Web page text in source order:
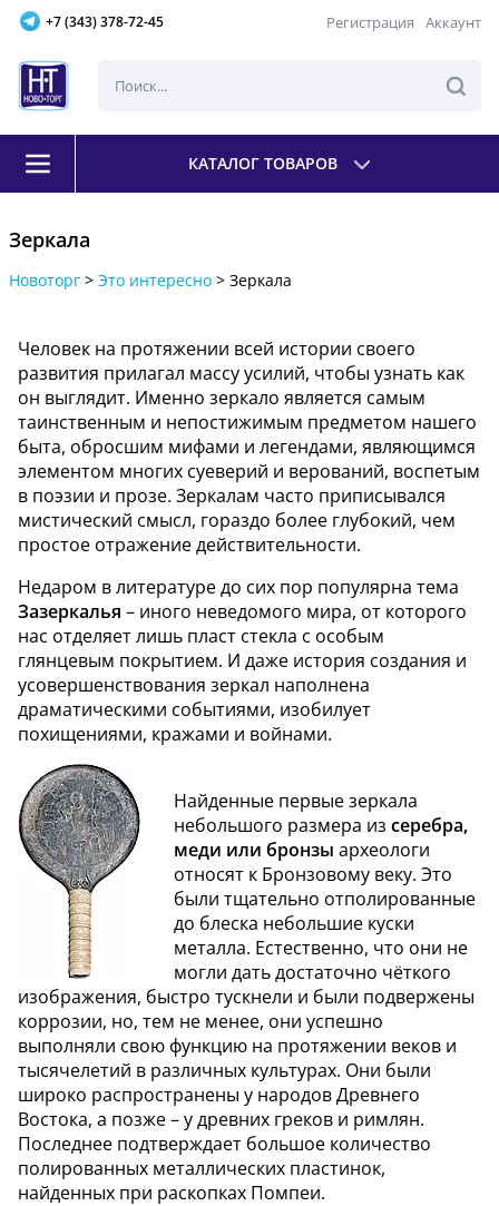
+7 (343) 378-72-45 Регистрация Аккаунт
КАТАЛОГ ТОВАРОВ
Зеркала
Новоторг > Это интересно > Зеркала
Человек на протяжении всей истории своего
развития прилагал массу усилий, чтобы узнать как
он выглядит. Именно зеркало является самым
таинственным и непостижимым предметом нашего
быта, обросшим мифами и легендами, являющимся
элементом многих суеверий и верований, воспетым
в поэзии и прозе. Зеркалам часто приписывался
мистический смысл, гораздо более глубокий, чем
простое отражение действительности.
Недаром в литературе до сих пор популярна тема
Зазеркалья – иного неведомого мира, от которого
нас отделяет лишь пласт стекла с особым
глянцевым покрытием. И даже история создания и
усовершенствования зеркал наполнена
драматическими событиями, изобилует
похищениями, кражами и войнами.
Найденные первые зеркала
небольшого размера из серебра,
меди или бронзы археологи
относят к Бронзовому веку. Это
были тщательно отполированные
до блеска небольшие куски
металла. Естественно, что они не
могли дать достаточно чёткого
изображения, быстро тускнели и были подвержены
коррозии, но, тем не менее, они успешно
выполняли свою функцию на протяжении веков и
тысячелетий в различных культурах. Они были
широко распространены у народов Древнего
Востока, а позже – у древних греков и римлян.
Последнее подтверждает большое количество
полированных металлических пластинок,
найденных при раскопках Помпеи.